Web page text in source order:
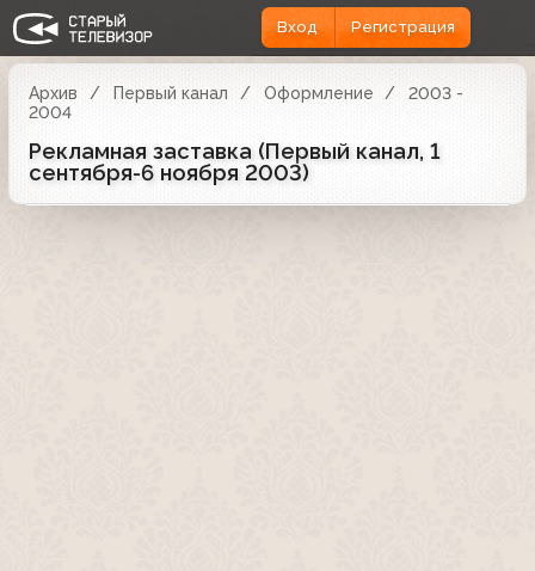
Вход Регистрация
Архив Первый канал Оформление
2003 -
2004
Рекламная заставка (Первый канал, 1
сентября-6 ноября 2003)